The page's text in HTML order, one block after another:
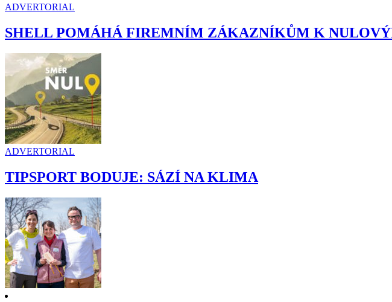
ADVERTORIAL
SHELL POMÁHÁ FIREMNÍM ZÁKAZNÍKŮM K
ADVERTORIAL
TIPSPORT BODUJE: SÁZÍ NA KLIMA